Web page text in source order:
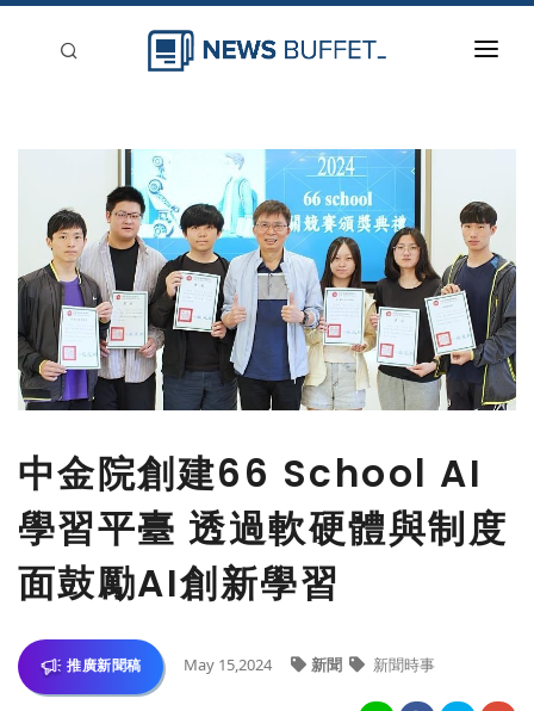
登入
刊登
中金院創建66 School AI
學習平臺 透過軟硬體與制度
面鼓勵AI創新學習
推廣新聞稿 May 15,2024 新聞 新聞時事